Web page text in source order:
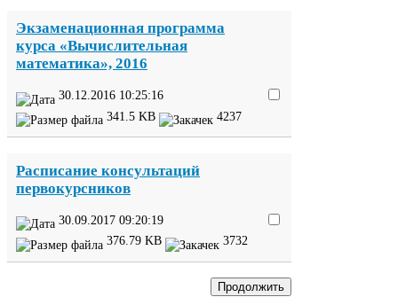
Экзаменационная программа
курса «Вычислительная
математика», 2016
30.12.2016 10:25:16
341 5 KB 4237
Расписание консультаций
первокурсников
30 09 2017 09:20:19
376 79 KB 3732